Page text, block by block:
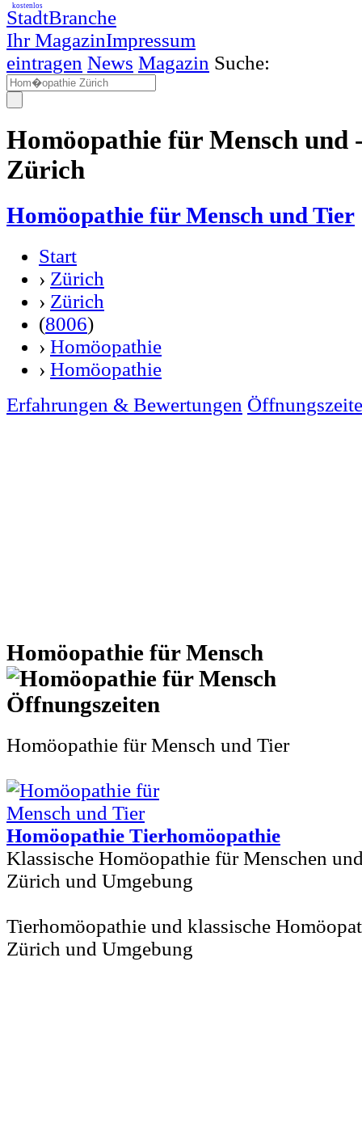
StadtBranche
Ihr MagazinImpressum
kostenlos
eintragen News Magazin Suche:
Homöopathie für Mensch und
Zürich
Homöopathie für Mensch und Tier
Start
› Zürich
› Zürich
(8006)
› Homöopathie
› Homöopathie
Erfahrungen & Bewertungen
Homöopathie für Mensch
Homöopathie für Mensch und Tier
Homöopathie Tierhomöopathie
Klassische Homöopathie für Menschen
Zürich und Umgebung
Tierhomöopathie und klassische
Zürich und Umgebung